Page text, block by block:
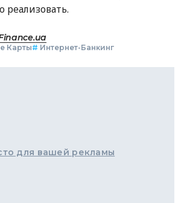
реализовать.
Карты# Интернет-Банкинг
для вашей рекламы